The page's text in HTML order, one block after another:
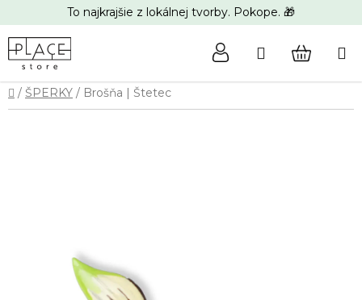
na
obsah
To najkrajšie z lokálnej tvorby. Pokope. 🎁
Hľadať
Domov
/ ŠPERKY / Brošňa | Štetec